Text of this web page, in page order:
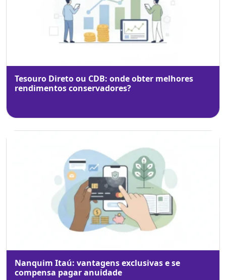
Tesouro Direto ou CDB: onde obter melhores
rendimentos conservadores?
Nanquim Itaú: vantagens exclusivas e se
compensa pagar anuidade